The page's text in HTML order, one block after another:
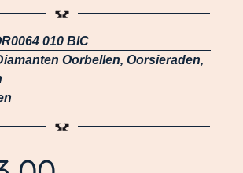
010 BIC
Oorbellen, Oorsieraden,